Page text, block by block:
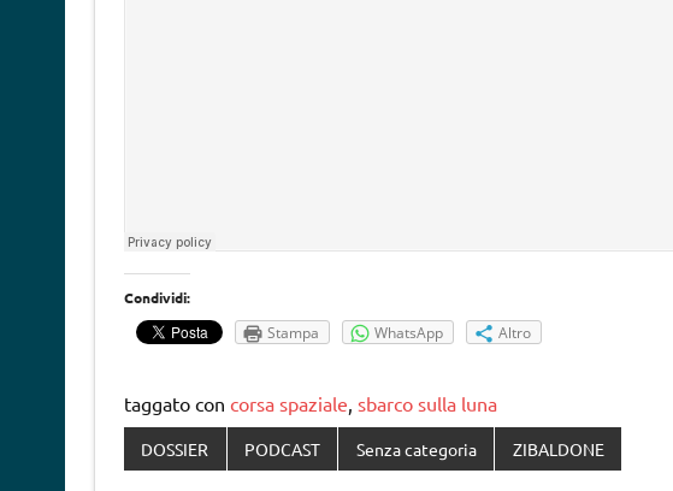
Condividi:
Stampa WhatsApp Altro
taggato con corsa spaziale, sbarco sulla luna
DOSSIER PODCAST Senza categoria ZIBALDONE